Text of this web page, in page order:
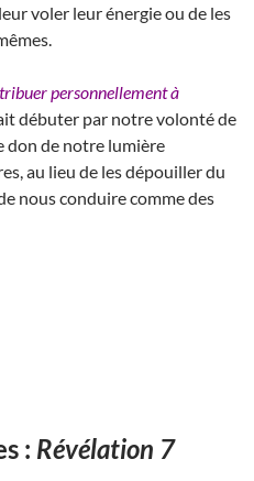
voler leur énergie ou de les
personnellement à
débuter par notre volonté de
don de notre lumière
au lieu de les dépouiller du
nous conduire comme des
: Révélation 7